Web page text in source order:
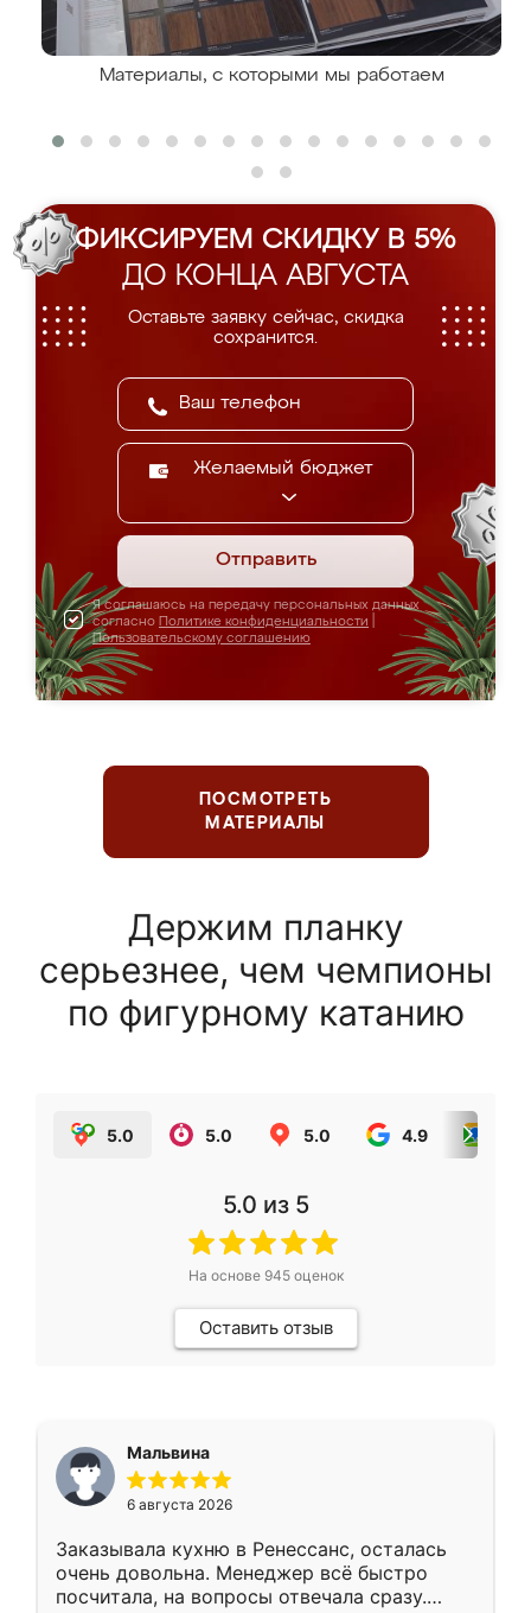
Материалы, с которыми мы работаем
ФИКСИРУЕМ СКИДКУ В 5%
ДО КОНЦА АВГУСТА
Оставьте заявку сейчас, скидка
сохранится.
Желаемый бюджет
Отправить
Я соглашаюсь на передачу персональных данных
согласно Политике конфиденциальности
Пользовательскому соглашению
ПОСМОТРЕТЬ
МАТЕРИАЛЫ
Держим планку
серьезнее, чем чемпионы
по фигурному катанию
5.0 5.0 5.0 4.9
5.0 из 5
На основе 945оценок
Оставить отзыв
Мальвина
6 августа 2026
Заказывала кухню в Ренессанс, осталась
очень довольна. Менеджер всё быстро
посчитала, на вопросы отвечала сразу.